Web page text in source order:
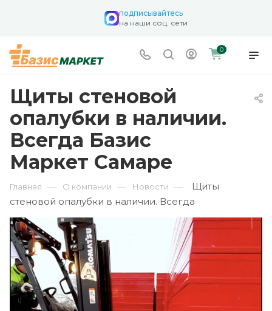
подписывайтесь
на наши соц. сети
0
Щиты стеновой
опалубки в наличии.
Всегда Базис
Маркет Самаре
Главная — О компании — Новости —
Щиты
стеновой опалубки в наличии. Всегда